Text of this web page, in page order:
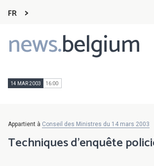
FR
news.belgium
Main
navigation
14 MAR 2003 16:00
Appartient à Conseil des Ministres du 14 mars 2003
Techniques d'enquête